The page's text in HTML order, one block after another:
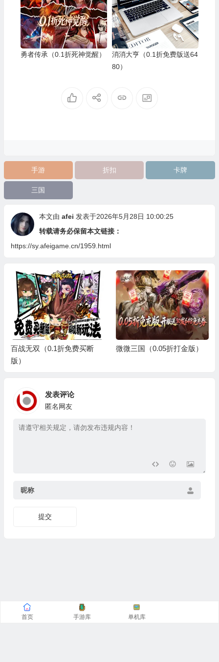
勇者传承（0.1折死神觉醒）
消消大亨（0.1折免费版送64
80）
手游 折扣 卡牌
三国
本文由 afei 发表于2026年5月28日 10:00:25
转载请务必保留本文链接：
https://sy.afeigame.cn/1959.html
百战无双（0.1折免费买断
版）
微微三国（0.05折打金版）
发表评论
匿名网友
昵称
提交
首页 手游库 单机库